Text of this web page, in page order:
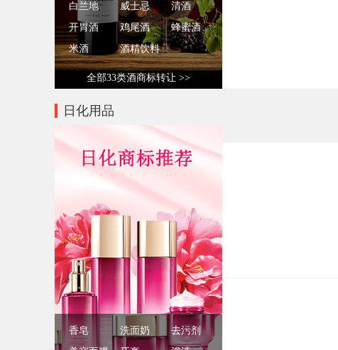
白兰地 威士忌
清酒
开胃酒
鸡尾酒
蜂蜜酒
米酒
酒精饮料
全部33类酒商标转让 >>
日化用品
香皂 洗面奶
去污剂